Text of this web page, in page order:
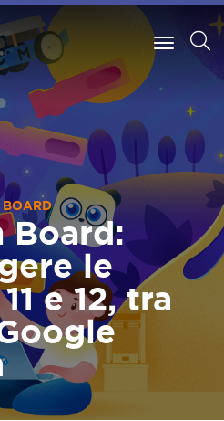
BOARD
Board:
le
e 12, tra